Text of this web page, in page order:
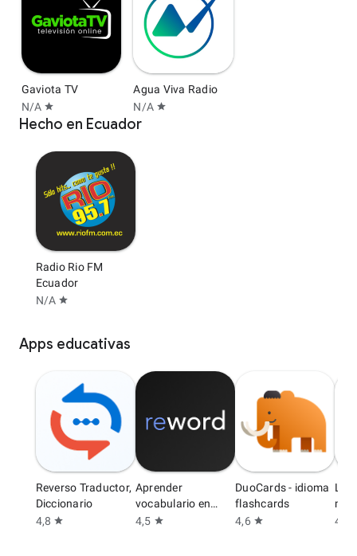
Gaviota TV
N/A star
Agua Viva Radio
N/A star
Hecho en Ecuador
Radio Rio FM
Ecuador
N/A star
Apps educativas
Reverso Traductor,
Diccionario
4,8 star
Aprender
vocabulario en
Inglés
4,5 star
DuoCards - idioma
flashcards
4,6 star
min
4,6